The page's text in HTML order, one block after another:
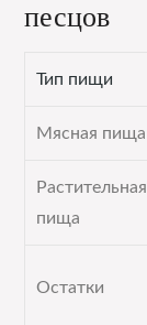
песцов
Тип пищи
Мясная пища
Растительная
пища
Остатки